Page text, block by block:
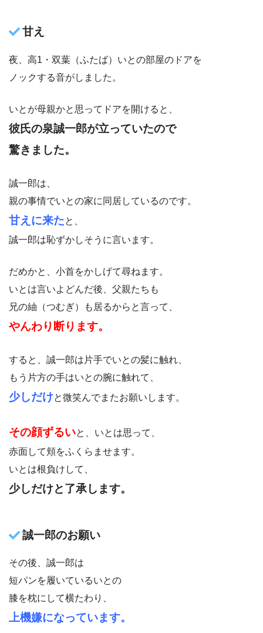
甘え
夜、高1・双葉（ふたば）いとの部屋のドアを
ノックする音がしました。
いとが母親かと思ってドアを開けると、
彼氏の泉誠一郎が立っていたので
驚きました。
誠一郎は、
親の事情でいとの家に同居しているのです。
甘えに来たと、
誠一郎は恥ずかしそうに言います。
だめかと、小首をかしげて尋ねます。
いとは言いよどんだ後、父親たちも
兄の紬（つむぎ）も居るからと言って、
やんわり断ります。
すると、誠一郎は片手でいとの髪に触れ、
もう片方の手はいとの腕に触れて、
少しだけと微笑んでまたお願いします。
その顔ずるいと、いとは思って、
赤面して頬をふくらませます。
いとは根負けして、
少しだけと了承します。
誠一郎のお願い
その後、誠一郎は
短パンを履いているいとの
膝を枕にして横たわり、
上機嫌になっています。